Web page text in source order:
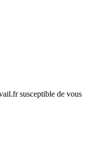
susceptible de vous